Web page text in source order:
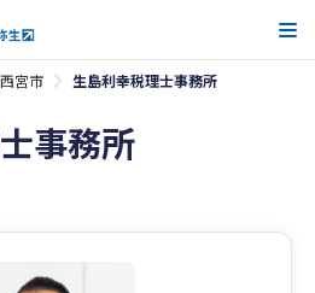
西宮市 生島利幸税理士事務所
事務所